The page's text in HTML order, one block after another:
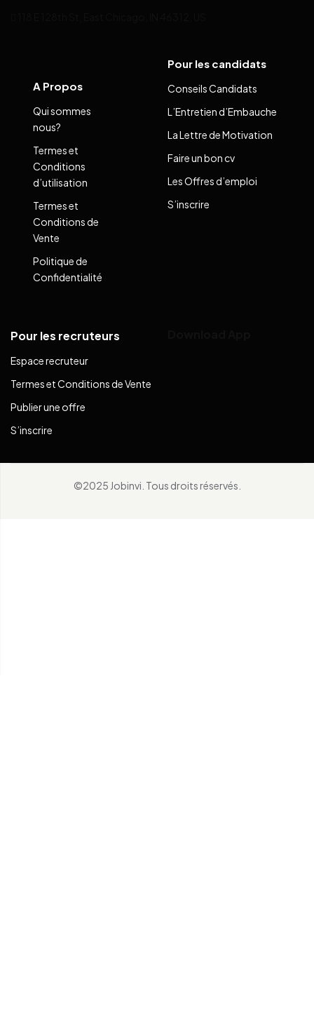
A Propos
Qui sommes
nous?
Termes et
Conditions
d’utilisation
Termes et
Conditions de
Vente
Politique de
Confidentialité
Pour les candidats
Conseils Candidats
L’Entretien d’Embauche
La Lettre de Motivation
Faire un bon cv
Les Offres d’emploi
S’inscrire
Pour les recruteurs
Espace recruteur
Termes et Conditions de Vente
Publier une offre
S’inscrire
©2025 Jobinvi. Tous droits réservés.